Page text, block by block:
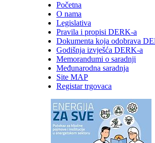
Početna
O nama
Legislativa
Pravila i propisi DERK-a
Dokumenta koja odobrava
Godišnja izvješća DERK-a
Memorandumi o saradnji
Međunarodna saradnja
Site MAP
Registar trgovaca